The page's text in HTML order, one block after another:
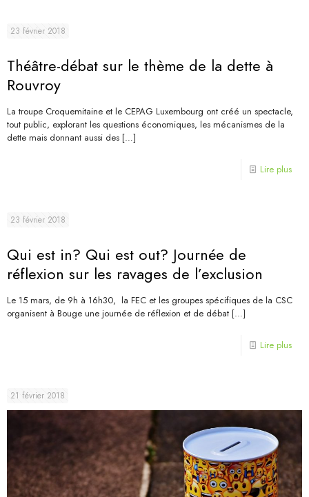
23 février 2018
Théâtre-débat sur le thème de la dette à
Rouvroy
La troupe Croquemitaine et le CEPAG Luxembourg ont créé un spectacle,
tout public, explorant les questions économiques, les mécanismes de la
dette mais donnant aussi des […]
Lire plus
23 février 2018
Qui est in? Qui est out? Journée de
réflexion sur les ravages de l’exclusion
Le 15 mars, de 9h à 16h30, la FEC et les groupes spécifiques de la CSC
organisent à Bouge une journée de réflexion et de débat […]
Lire plus
21 février 2018